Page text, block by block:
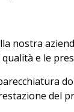
nostra
e le
del